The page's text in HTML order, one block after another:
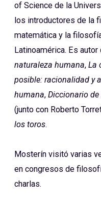
of Science de la
los introductores de la
matemática y la
Latinoamérica. Es
naturaleza humana, La
posible: racionalidad y
humana, Diccionario
(junto con Roberto
los toros.
Mosterín visitó varias
en congresos de
charlas.